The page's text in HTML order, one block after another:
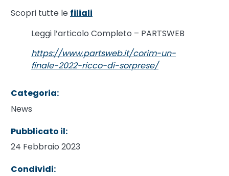
Scopri tutte le filiali
Leggi l’articolo Completo – PARTSWEB
https://www.partsweb.it/corim-un-
finale-2022-ricco-di-sorprese/
Categoria:
News
Pubblicato il:
24 Febbraio 2023
Condividi: